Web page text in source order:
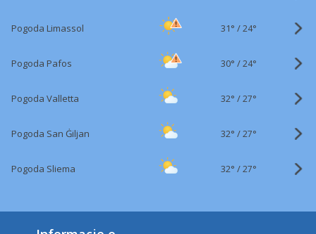
Pogoda Limassol 31° /24°
Pogoda Pafos 30° /24°
Pogoda Valletta 32° /27°
Pogoda San Ġiljan 32° /27°
Pogoda Sliema 32° /27°